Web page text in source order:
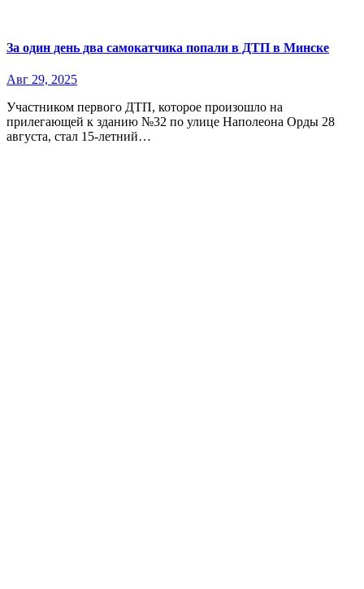
За один день два самокатчика попали в ДТП в Минске
Авг 29, 2025
Участником первого ДТП, которое произошло на
прилегающей к зданию №32 по улице Наполеона Орды 28
августа, стал 15-летний…